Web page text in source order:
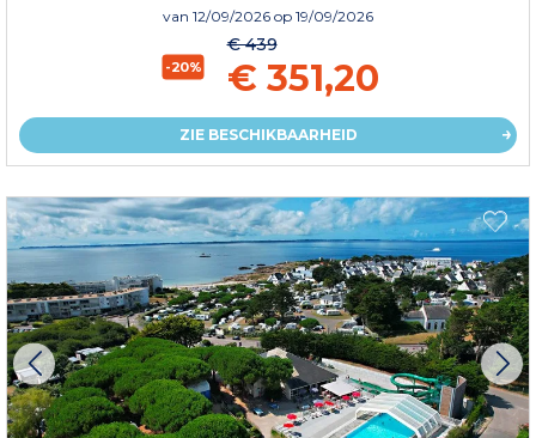
van 12/09/2026 op 19/09/2026
-20%
€ 439
€ 351,20
ZIE BESCHIKBAARHEID